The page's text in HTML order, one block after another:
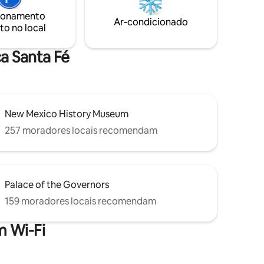
do
com
de grife
enquanto toma um banho na banheira
de hidromassagem isolada ou use uma
das duas lareiras ao ar livre no terreno,
complexo.
no local
Ar-condicionado
Santa Fé
New Mexico History Museum
257 moradores locais recomendam
Palace of the Governors
159 moradores locais recomendam
Wi-Fi